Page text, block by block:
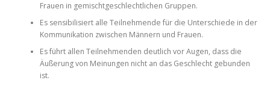
Frauen in gemischtgeschlechtlichen Gruppen.
Es sensibilisiert alle Teilnehmende für die Unterschiede in der
Kommunikation zwischen Männern und Frauen.
Es führt allen Teilnehmenden deutlich vor Augen, dass die
Äußerung von Meinungen nicht an das Geschlecht gebunden
ist.